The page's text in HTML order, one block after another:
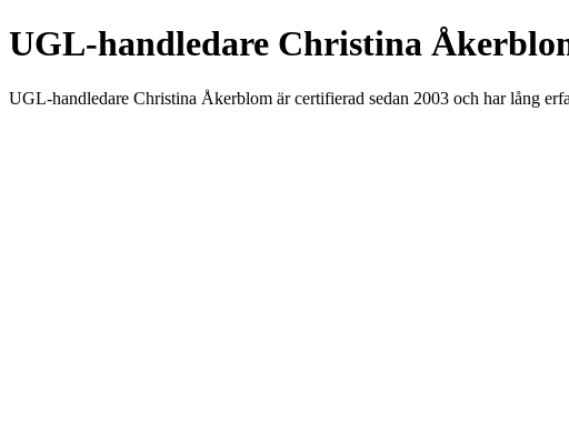
UGL-handledare Christina
UGL-handledare Christina Åkerblom är certifierad sedan 2003 och har lång